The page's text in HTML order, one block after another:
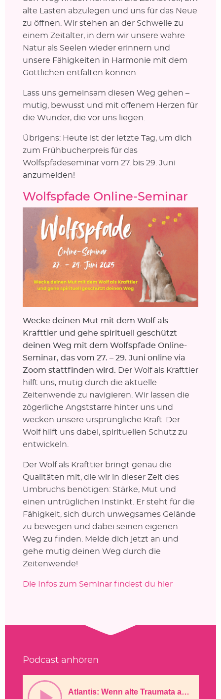
alte Lasten abzulegen und uns für das Neue
zu öffnen. Wir stehen an der Schwelle zu
einem Zeitalter, in dem wir unsere wahre
Natur als Seelen wieder erinnern und
unsere Fähigkeiten in Harmonie mit dem
Göttlichen entfalten können.
Lass uns gemeinsam diesen Weg gehen –
mutig, bewusst und mit offenem Herzen für
die Wunder, die vor uns liegen.
Übrigens: Heute ist der letzte Tag, um dich
zum Frühbucherpreis für das
Wolfspfadeseminar vom 27. bis 29. Juni
anzumelden!
Wolfspfade Online-Seminar
Wecke deinen Mut mit dem Wolf als
Krafttier und gehe spirituell geschützt
deinen Weg mit dem Wolfspfade Online-
Seminar, das vom 27. – 29. Juni online via
Zoom stattfinden wird. Der Wolf als Krafttier
hilft uns, mutig durch die aktuelle
Zeitenwende zu navigieren. Wir lassen die
zögerliche Angststarre hinter uns und
wecken unsere ursprüngliche Kraft. Der
Wolf hilft uns dabei, spirituellen Schutz zu
entwickeln.
Der Wolf als Krafttier bringt genau die
Qualitäten mit, die wir in dieser Zeit des
Umbruchs benötigen: Stärke, Mut und
einen untrüglichen Instinkt. Er steht für die
Fähigkeit, sich durch unwegsames Gelände
zu bewegen und dabei seinen eigenen
Weg zu finden. Melde dich jetzt an und
gehe mutig deinen Weg durch die
Zeitenwende!
Die Infos zum Seminar findest du hier
Podcast anhören